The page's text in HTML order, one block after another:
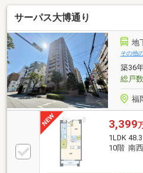
川を望むリバーサイドな
魅力☆専有面積は49㎡越
全居室に収納を備えてい
により衣類や季節用品も
ースを広く使える点が魅
なので、上階からの生活
快適な環境が期待◎角部
り、室内全体に明るい自
好♪
サーパス大博通り
地
その他
築36
総戸数
福
3,399
1LDK
10階 南西